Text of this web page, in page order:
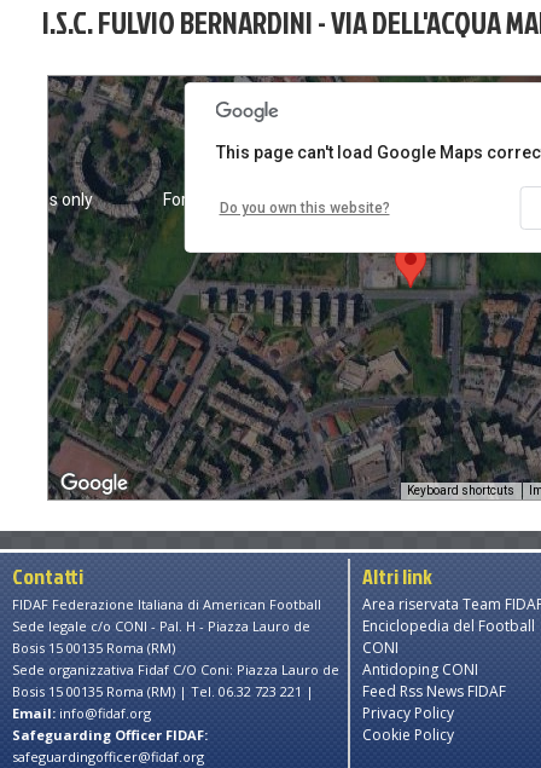
I.S.C. FULVIO BERNARDINI - VIA DELL'ACQUA
For development purposes only
only
Keyboard shortcuts
This page can't load Google Maps
Do you own this website?
Contatti
FIDAF Federazione Italiana di American Football
Sede legale c/o CONI - Pal. H - Piazza Lauro de
Bosis 15 00135 Roma (RM)
Sede organizzativa Fidaf C/O Coni: Piazza Lauro de
Bosis 15 00135 Roma (RM) | Tel. 06.32 723 221 |
Email: info@fidaf.org
Safeguarding Officer FIDAF:
safeguardingofficer@fidaf.org
Altri link
Area riservata Team
Enciclopedia del Football
CONI
Antidoping CONI
Feed Rss News FIDAF
Privacy Policy
Cookie Policy